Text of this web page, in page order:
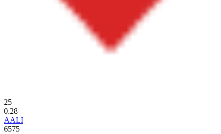
25
0.28
AALI
6575